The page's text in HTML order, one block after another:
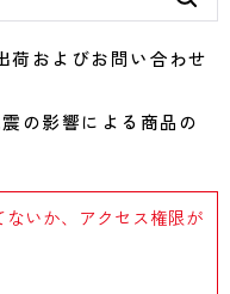
およびお問い合わせ
の影響による商品の
いか、アクセス権限が